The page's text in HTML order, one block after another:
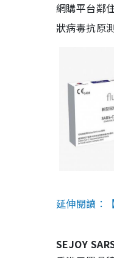
網購平台鄰
狀病毒抗原
延伸閱讀：
SEJOY